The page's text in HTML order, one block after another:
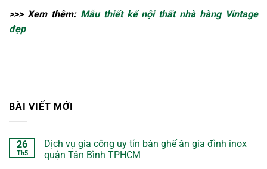
>>> Xem thêm: Mẫu thiết kế nội thất nhà hàng Vintage
đẹp
BÀI VIẾT MỚI
26
Th5
Dịch vụ gia công uy tín bàn ghế ăn gia đình inox
quận Tân Bình TPHCM